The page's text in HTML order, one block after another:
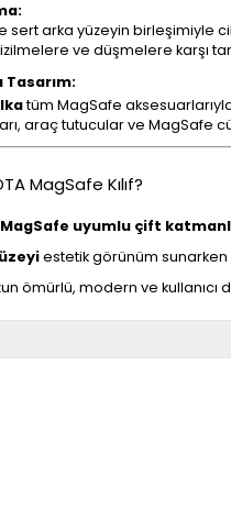
sert arka yüzeyin birleşimiyle
ve düşmelere karşı
Tasarım:
tüm MagSafe
araç tutucular ve MagSafe
MagSafe Kılıf?
uyumlu çift katmanlı
estetik görünüm sunarken
ömürlü, modern ve kullanıcı